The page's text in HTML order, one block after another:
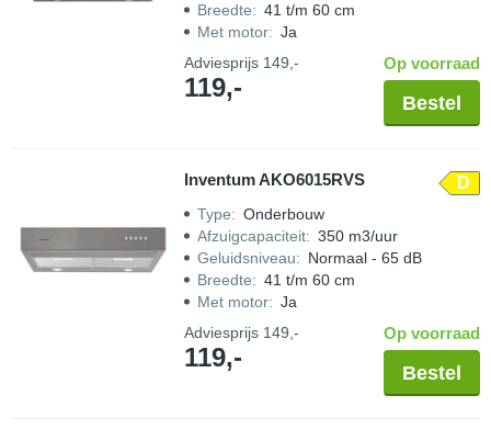
Breedte: 41 t/m 60 cm
Met motor: Ja
Adviesprijs 149,-
119,-
Op voorraad
Bestel
Inventum AKO6015RVS D
Type: Onderbouw
Afzuigcapaciteit: 350 m3/uur
Geluidsniveau: Normaal - 65 dB
Breedte: 41 t/m 60 cm
Met motor: Ja
Adviesprijs 149,-
119,-
Op voorraad
Bestel